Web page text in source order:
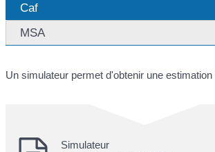
Caf
MSA
Un simulateur permet d'obtenir une
Simulateur